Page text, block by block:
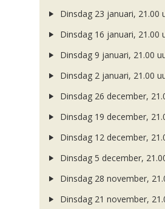
Dinsdag 23 januari, 21.00
Dinsdag 16 januari, 21.00
Dinsdag 9 januari, 21.00
Dinsdag 2 januari, 21.00
Dinsdag 26 december,
Dinsdag 19 december,
Dinsdag 12 december,
Dinsdag 5 december,
Dinsdag 28 november,
Dinsdag 21 november,